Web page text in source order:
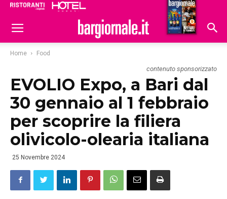
Hoteldomani
Home Food
contenuto sponsorizzato
EVOLIO Expo, a Bari dal
30 gennaio al 1 febbraio
per scoprire la filiera
olivicolo-olearia italiana
25 Novembre 2024